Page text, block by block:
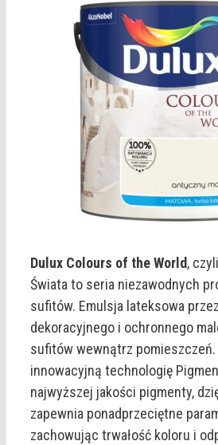
Dulux Colours of the World,
Świata to seria niezawodnych
sufitów. Emulsja lateksowa
dekoracyjnego i ochronnego
sufitów wewnątrz
innowacyjną technologię
najwyższej jakości pigmenty,
zapewnia ponadprzeciętne
zachowując trwałość koloru i